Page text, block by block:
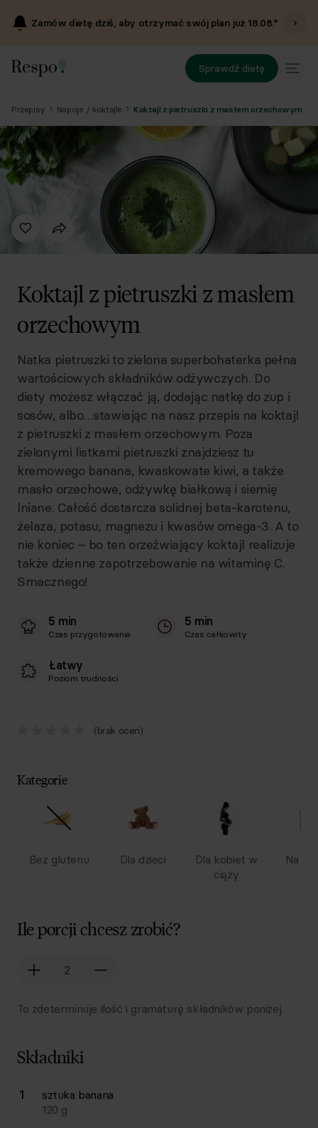
Zamów dietę dziś, aby otrzymać swój plan już18.08.*
Sprawdź dietę
Przepisy Napoje / koktajle Koktajl z pietruszki z masłem orzechowym
Koktajl z pietruszki z masłem
orzechowym
Natka pietruszki to zielona superbohaterka pełna
wartościowych składników odżywczych. Do
diety możesz włączać ją, dodając natkę do zup i
sosów, albo…stawiając na nasz przepis na koktajl
z pietruszki z masłem orzechowym. Poza
zielonymi listkami pietruszki znajdziesz tu
kremowego banana, kwaskowate kiwi, a także
masło orzechowe, odżywkę białkową i siemię
lniane. Całość dostarcza solidnej beta-karotenu,
żelaza, potasu, magnezu i kwasów omega-3. A to
nie koniec – bo ten orzeźwiający koktajl realizuje
także dzienne zapotrzebowanie na witaminę C.
Smacznego!
5 min
Czas przygotowania
5 min
Czas całkowity
Łatwy
Poziom trudności
(brak ocen)
Kategorie
Bez glutenu Dla dzieci
Dla kobiet w
ciąży
Na
Ile porcji chcesz zrobić?
To zdeterminuje ilość i gramaturę składników poniżej.
Składniki
Lista składników przepisu z ilościami i wagami
Ilość Składnik
1 sztuka banana
120 g